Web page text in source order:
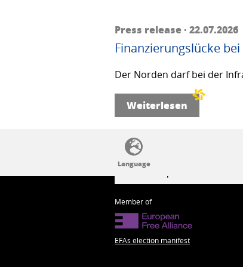
Press release · 22.07.2026
Finanzierungslücke
Der Norden darf bei der
Weiterlesen
SSW politics from A to Z
Member of
EFAs election manifest